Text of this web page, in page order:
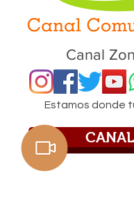
Canal
Estamos donde
CANAL